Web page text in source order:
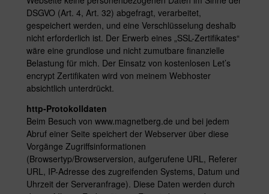
DSGVO (Art. 4, Art. 32) abgefragt, verarbeitet,
gespeichert werden, und eine Verschlüsselung deshalb
nicht erforderlich ist. Der Erwerb eines „SSL-Zertifikates“
wäre eine grundlose und nicht zumutbare finanzielle
Belastung für mich. Der Einsatz von kostenlosen Let’s
encrypt Zertifikaten wird von meinem Webhoster
absichtlich unterdrückt.
http-Protokolldaten
Beim Besuch von www.magnetberg.de und bei jedem
Abruf einer Seite speichert der Webserver über diese
Vorgänge Zugriffsinformationen
(Browsertyp/Browserversion, aufgerufene URL, Referer
URL, IP-Adresse des zugreifenden Systems, Datum und
Uhrzeit der Serveranfrage). Diese Daten werden durch